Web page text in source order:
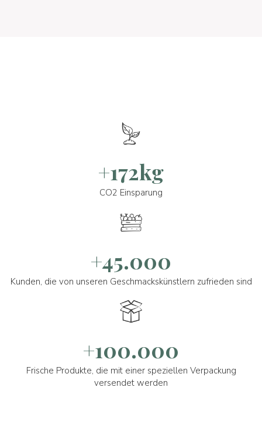
+172kg
CO2 Einsparung
+45.000
Kunden, die von unseren Geschmackskünstlern zufrieden sind
+100.000
Frische Produkte, die mit einer speziellen Verpackung
versendet werden